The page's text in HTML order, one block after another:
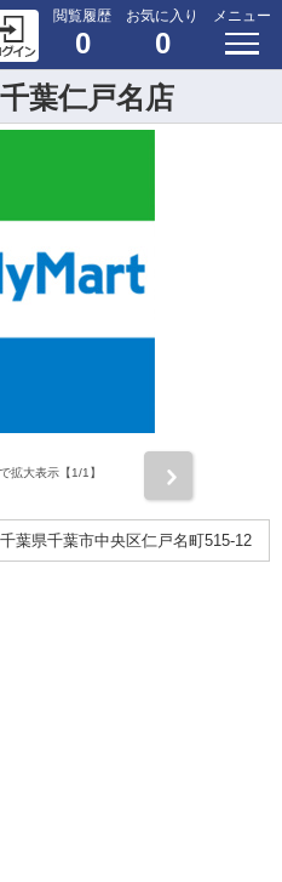
閲覧履歴
0
お気に入り
0
メニュー
葉仁戸名店
拡大表示【1/1】
千葉県千葉市中央区仁戸名町515-12